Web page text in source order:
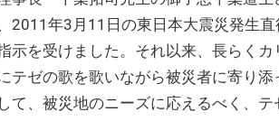
2011年3月11日の東日本大震災発生直
示を受けました。それ以来、長らく
テゼの歌を歌いながら被災者に寄り
て、被災地のニーズに応えるべく、